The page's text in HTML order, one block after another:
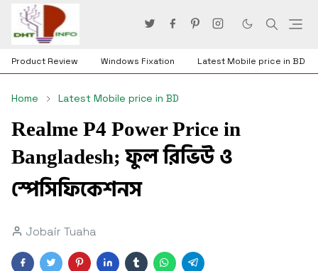
Product Review Windows Fixation Latest Mobile price in BD
Home Latest Mobile price in BD
Realme P4 Power Price in
Bangladesh; ফুল রিভিউ ও
স্পেসিফিকেশনস
Jobair Tuaha